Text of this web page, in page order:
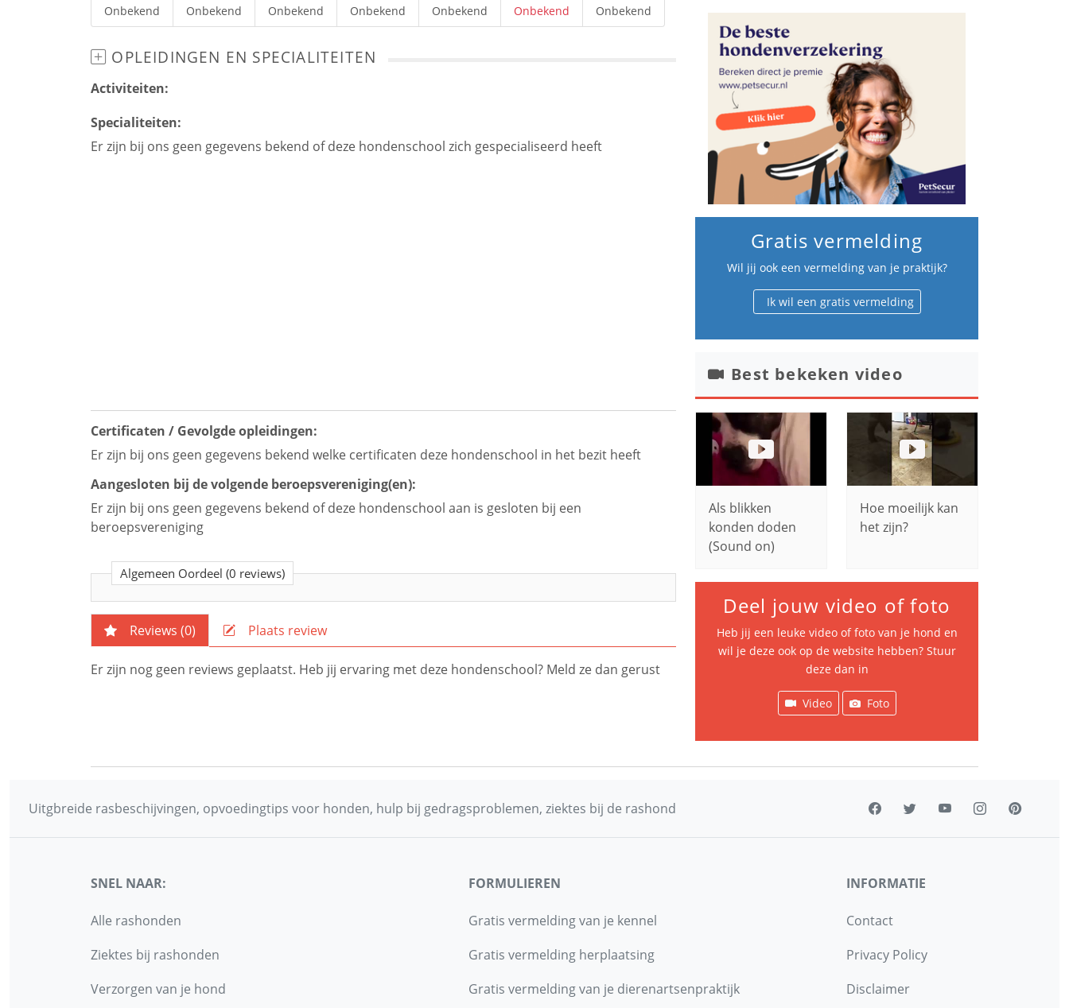
Onbekend
Onbekend
Onbekend
Onbekend
Onbekend
Onbekend
Onbekend
OPLEIDINGEN EN SPECIALITEITEN
Activiteiten:
Specialiteiten:
Er zijn bij ons geen gegevens bekend of deze hondenschool zich gespecialiseerd heeft
Certificaten / Gevolgde opleidingen:
Er zijn bij ons geen gegevens bekend welke certificaten deze hondenschool in het bezit heeft
Aangesloten bij de volgende beroepsvereniging(en):
Er zijn bij ons geen gegevens bekend of deze hondenschool aan is gesloten bij een
beroepsvereniging
Algemeen Oordeel (0 reviews)
Reviews (0) Plaats review
Er zijn nog geen reviews geplaatst. Heb jij ervaring met deze hondenschool? Meld ze dan gerust
Gratis vermelding
Wil jij ook een vermelding van je praktijk?
Ik wil een gratis vermelding
Best bekeken video
Als blikken
konden doden
(Sound on)
Hoe moeilijk kan
het zijn?
Deel jouw video of foto
Heb jij een leuke video of foto van je hond en
wil je deze ook op de website hebben? Stuur
deze dan in
Video Foto
Uitgbreide rasbeschijvingen, opvoedingtips voor honden, hulp bij gedragsproblemen, ziektes bij de rashond
SNEL NAAR:
Alle rashonden
Ziektes bij rashonden
Verzorgen van je hond
FORMULIEREN
Gratis vermelding van je kennel
Gratis vermelding herplaatsing
Gratis vermelding van je dierenartsenpraktijk
INFORMATIE
Contact
Privacy Policy
Disclaimer